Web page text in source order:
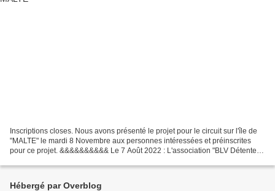
Inscriptions closes. Nous avons présenté le projet pour le circuit sur l'île de
"MALTE" le mardi 8 Novembre aux personnes intéressées et préinscrites
pour ce projet. &&&&&&&&&& Le 7 Août 2022 : L'association "BLV Détente"
Hébergé par Overblog